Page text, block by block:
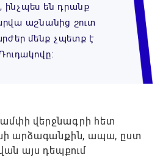
ինչպես են դրանք
աշնանից շուտ
մենք չպետք է
վերջնագրի հետ
արձագանքին, ապա, ըստ
այս դեպքում